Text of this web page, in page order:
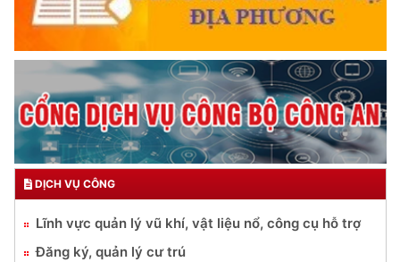
DỊCH VỤ CÔNG
Lĩnh vực quản lý vũ khí, vật liệu nổ, công cụ hỗ trợ
Đăng ký, quản lý cư trú